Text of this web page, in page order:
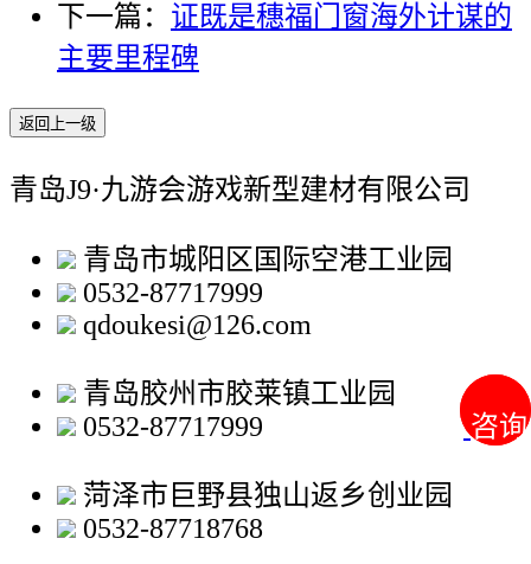
咨询
咨询
下一篇： 证既是穗福门窗海外计谋的
主要里程碑
返回上一级
青岛J9·九游会游戏新型建材有限公司
青岛市城阳区国际空港工业园
0532-87717999
qdoukesi@126.com
青岛胶州市胶莱镇工业园
0532-87717999
菏泽市巨野县独山返乡创业园
0532-87718768